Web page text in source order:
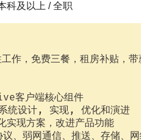
科及以上 / 全职
作，免费三餐，租房补贴，带